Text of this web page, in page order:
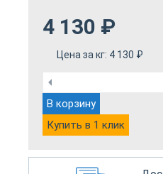
4 130 ₽
Цена за кг: 4 130 ₽
В корзину
Купить в 1 клик